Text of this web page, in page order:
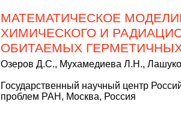
МАТЕМАТИЧЕСКОЕ
ХИМИЧЕСКОГО И
ОБИТАЕМЫХ
Озеров Д.С., Мухамедиева Л.Н.,
Государственный научный центр
проблем РАН, Москва, Россия